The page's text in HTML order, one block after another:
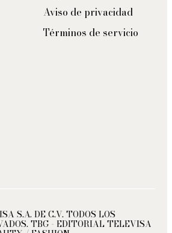
Aviso de privacidad
Términos de servicio
S.A. DE C.V. TODOS LOS
TBG - EDITORIAL TELEVISA